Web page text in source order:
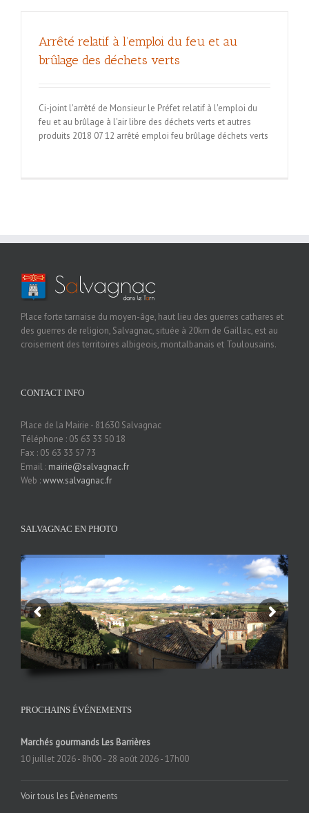
Arrêté relatif à l’emploi du feu et au
brûlage des déchets verts
Ci-joint l'arrêté de Monsieur le Préfet relatif à l'emploi du
feu et au brûlage à l'air libre des déchets verts et autres
produits 2018 07 12 arrêté emploi feu brûlage déchets verts
Place forte tarnaise du moyen-âge, haut lieu des guerres cathares et
des guerres de religion, Salvagnac, située à 20km de Gaillac, est au
croisement des territoires albigeois, montalbanais et Toulousains.
CONTACT INFO
Place de la Mairie - 81630 Salvagnac
Téléphone : 05 63 33 50 18
Fax : 05 63 33 57 73
Email : mairie@salvagnac.fr
Web :www.salvagnac.fr
SALVAGNAC EN PHOTO
PROCHAINS ÉVÉNEMENTS
Marchés gourmands Les Barrières
10 juillet 2026 - 8h00- 28 août 2026 - 17h00
Voir tous les Évènements